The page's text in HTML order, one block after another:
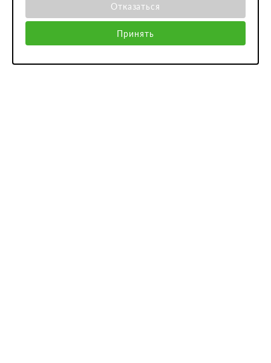
Отказаться
Принять